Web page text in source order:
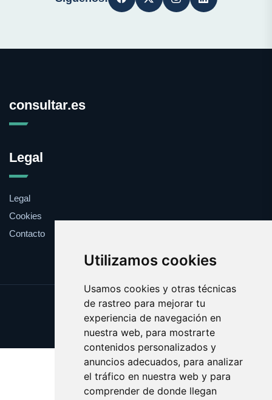
Utilizamos cookies
Usamos cookies y otras técnicas
de rastreo para mejorar tu
experiencia de navegación en
nuestra web, para mostrarte
contenidos personalizados y
anuncios adecuados, para analizar
el tráfico en nuestra web y para
comprender de donde llegan
consultar.es
Legal
Legal
Cookies
Contacto
Update cookies preferences
Copyright © 2025 consultar.es